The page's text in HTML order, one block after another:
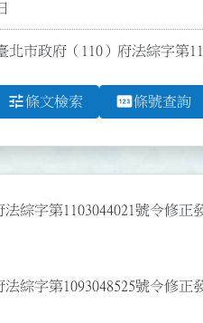
北市政府（110）府法綜字第
tune條文檢索 pin條號查詢
綜字第1103044021號令修正
綜字第1093048525號令修正